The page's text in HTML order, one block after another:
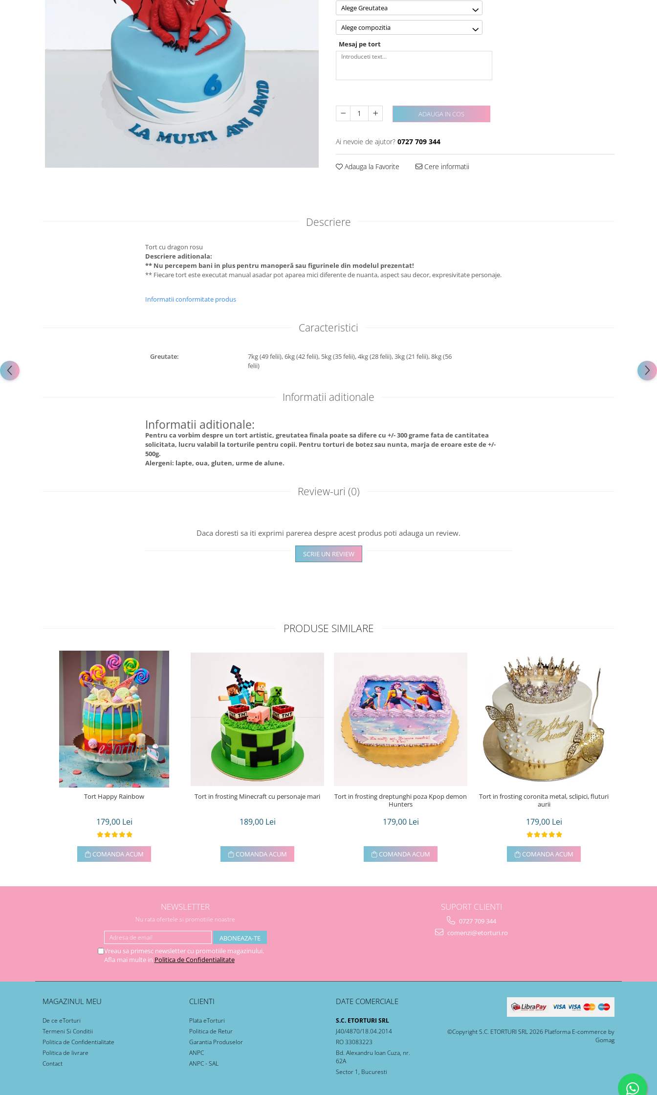
Tortulețe 1.7 kg - 2 kg
Alege Greutatea
Alege compozitia
Mesaj pe tort
ADAUGA IN COS
Ai nevoie de ajutor? 0727 709 344
Adauga la Favorite Cere informatii
Descriere
Tort cu dragon rosu
Descriere aditionala:
** Nu percepem bani in plus pentru manoperă sau figurinele din modelul prezentat!
** Fiecare tort este executat manual asadar pot aparea mici diferente de nuanta, aspect sau decor, expresivitate personaje.
Informatii conformitate produs
Caracteristici
Greutate: 7kg (49 felii),6kg (42 felii), 5kg (35 felii),4kg (28 felii),3kg (21 felii),8kg (56
felii)
Informatii aditionale
Informatii aditionale:
Pentru ca vorbim despre un tort artistic, greutatea finala poate sa difere cu +/- 300 grame fata de cantitatea
solicitata, lucru valabil la torturile pentru copii. Pentru torturi de botez sau nunta, marja de eroare este de +/-
500g.
Alergeni: lapte, oua, gluten, urme de alune.
Review-uri (0)
Daca doresti sa iti exprimi parerea despre acest produs poti adauga un review.
SCRIE UN REVIEW
PRODUSE SIMILARE
Tort Happy Rainbow
179,00 Lei
COMANDA ACUM
Tort in frosting Minecraft cu personaje mari
189,00 Lei
COMANDA ACUM
Tort in frosting dreptunghi poza Kpop demon
Hunters
179,00 Lei
COMANDA ACUM
Tort in frosting coronita metal, sclipici, fluturi
aurii
179,00 Lei
COMANDA ACUM
NEWSLETTER
Nu rata ofertele si promotiile noastre
Vreau sa primesc newsletter cu promotiile magazinului.
Afla mai multe in Politica de Confidentialitate
SUPORT CLIENTI
0727 709 344
comenzi@etorturi.ro
MAGAZINUL MEU
De ce eTorturi
Termeni Si Conditii
Politica de Confidentialitate
Politica de livrare
Contact
CLIENTI
Plata eTorturi
Politica de Retur
Garantia Produselor
ANPC
ANPC - SAL
DATE COMERCIALE
S.C. ETORTURI SRL
J40/4870/18.04.2014
RO 33083223
Bd. Alexandru Ioan Cuza, nr.
62A
Sector 1, Bucuresti
©Copyright S.C. ETORTURI SRL 2026 Platforma E-commerce by
Gomag